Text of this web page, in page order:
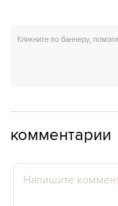
комментарии